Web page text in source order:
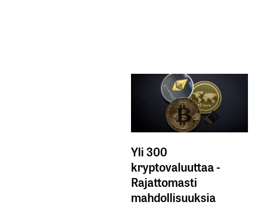
Yli 300
kryptovaluuttaa -
Rajattomasti
mahdollisuuksia